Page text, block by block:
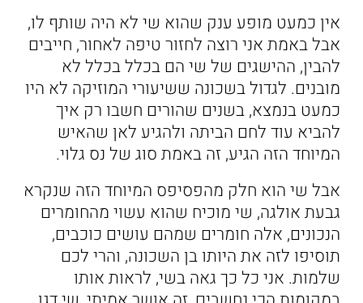
אין כמעט מופע ענק שהוא שי לא היה שותף לו,
אבל באמת אני רוצה לחזור טיפה לאחור, חייבים
להבין, ההישגים של שי הם בכלל בכלל לא
מובנים. לגדול בשכונה ששיעורי המוזיקה לא היו
כמעט בנמצא, בשנים שהורים חשבו רק איך
להביא עוד לחם הביתה ולהגיע לאן שהאיש
המיוחד הזה הגיע, זה באמת סוג של נס גלוי.
אבל שי הוא חלק מהפסיפס המיוחד הזה שנקרא
גבעת אולגה, שי מוכיח שהוא עשוי מהחומרים
הנכונים, אלה חומרים שמהם עושים כוכבים,
תוסיפו לזה את היותו בן השכונה, והרי לכם
שלמות. אני כל כך גאה בשי, לראות אותו